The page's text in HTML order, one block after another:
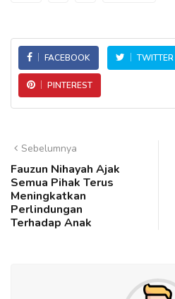
FACEBOOK TWITTER
PINTEREST
Sebelumnya
Fauzun Nihayah Ajak
Semua Pihak Terus
Meningkatkan
Perlindungan
Terhadap Anak